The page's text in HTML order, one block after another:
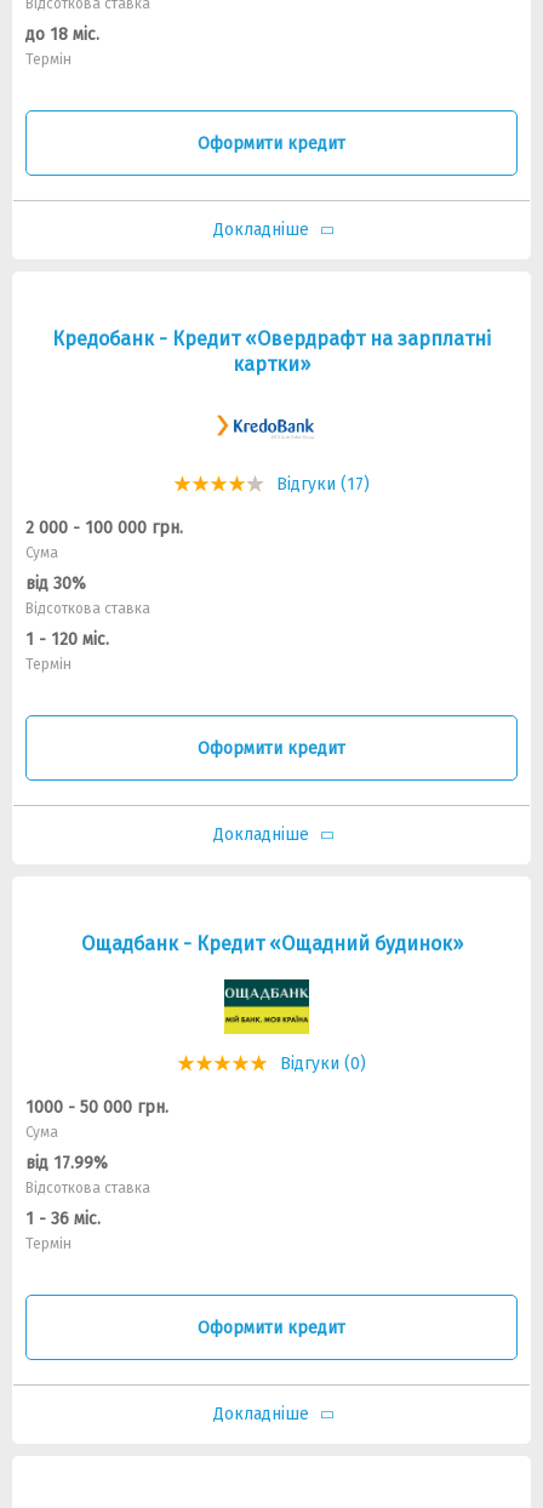
Відсоткова ставка
до 18 міс.
Термін
Оформити кредит
Докладніше
Кредобанк - Кредит «Овердрафт на зарплатні
картки»
Відгуки (17)
2 000 - 100 000 грн.
Сума
від 30%
Відсоткова ставка
1 - 120 міс.
Термін
Оформити кредит
Докладніше
Ощадбанк - Кредит «Ощадний будинок»
Відгуки (0)
1000 - 50 000 грн.
Сума
від 17.99%
Відсоткова ставка
1 - 36 міс.
Термін
Оформити кредит
Докладніше